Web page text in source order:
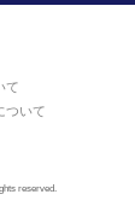
reserved.
て
ついて